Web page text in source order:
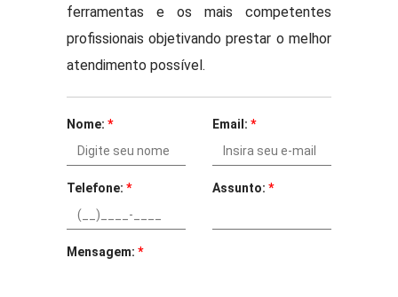
ferramentas e os mais competentes
profissionais objetivando prestar o melhor
atendimento possível.
Nome: * Email: *
Telefone: * Assunto: *
Mensagem: *